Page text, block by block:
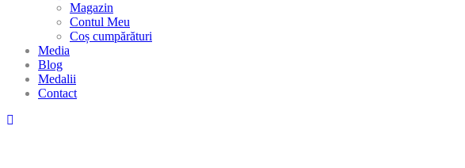
Magazin
Contul Meu
Coș cumpărături
Media
Blog
Medalii
Contact